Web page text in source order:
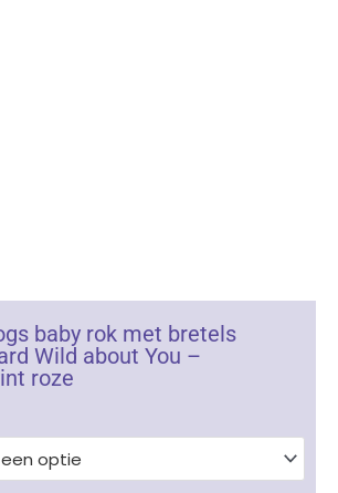
baby rok met bretels
Wild about You –
roze
Is:
11.99.